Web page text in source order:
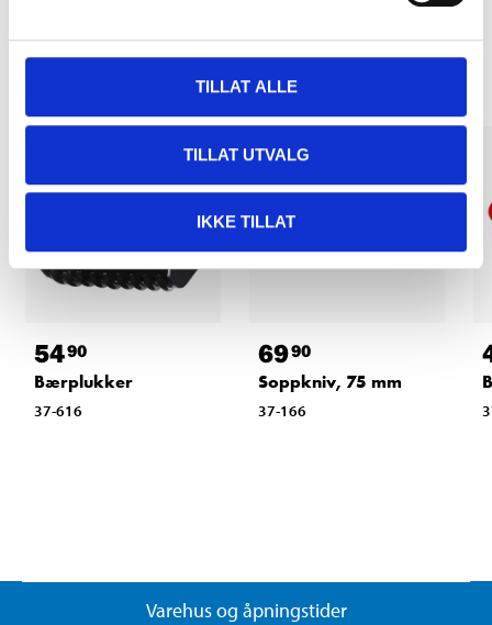
TILLAT ALLE
TILLAT UTVALG
IKKE TILLAT
Relaterte produkter
5490
Bærplukker
37-616
6990
Soppkniv, 75 mm
37-166
Varehus og åpningstider